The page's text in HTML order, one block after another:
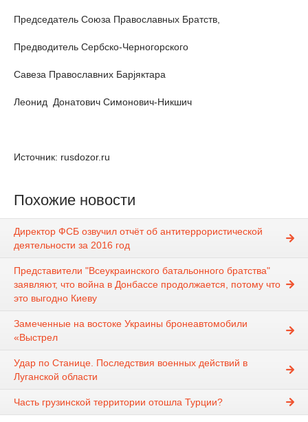
Председатель Союза Православных Братств,
Предводитель Сербско-Черногорского
Савеза Православних Барjяктара
Леонид Донатович Симонович-Никшич
Источник: rusdozor.ru
Похожие новости
Директор ФСБ озвучил отчёт об антитеррористической
деятельности за 2016 год
Представители "Всеукраинского батальонного братства"
заявляют, что война в Донбассе продолжается, потому что
это выгодно Киеву
Замеченные на востоке Украины бронеавтомобили
«Выстрел
Удар по Станице. Последствия военных действий в
Луганской области
Часть грузинской территории отошла Турции?